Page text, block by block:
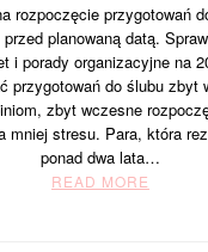
rozpoczęcie przygotowań
planowaną datą.
i porady organizacyjne na
przygotowań do ślubu zbyt
zbyt wczesne
mniej stresu. Para, która
ponad dwa lata…
READ MORE